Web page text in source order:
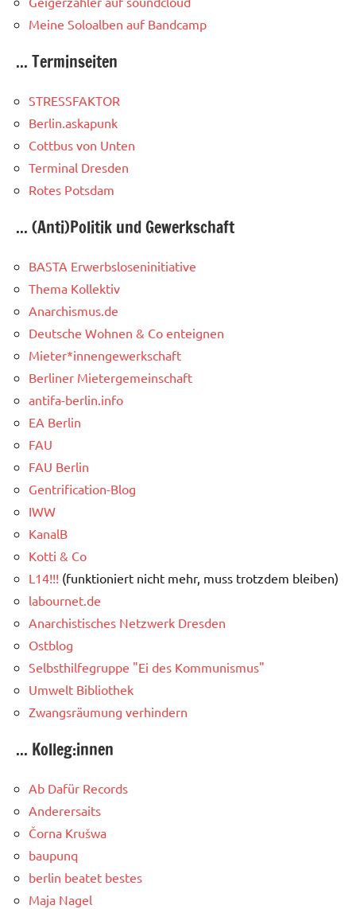
Meine Soloalben auf Bandcamp
... Terminseiten
STRESSFAKTOR
Berlin.askapunk
Cottbus von Unten
Terminal Dresden
Rotes Potsdam
... (Anti)Politik und Gewerkschaft
BASTA Erwerbsloseninitiative
Thema Kollektiv
Anarchismus.de
Deutsche Wohnen & Co enteignen
Mieter*innengewerkschaft
Berliner Mietergemeinschaft
antifa-berlin.info
EA Berlin
FAU
FAU Berlin
Gentrification-Blog
IWW
KanalB
Kotti & Co
L14!!! (funktioniert nicht mehr, muss trotzdem bleiben)
labournet.de
Anarchistisches Netzwerk Dresden
Ostblog
Selbsthilfegruppe "Ei des Kommunismus"
Umwelt Bibliothek
Zwangsräumung verhindern
... Kolleg:innen
Ab Dafür Records
Anderersaits
Čorna Krušwa
baupunq
berlin beatet bestes
Maja Nagel